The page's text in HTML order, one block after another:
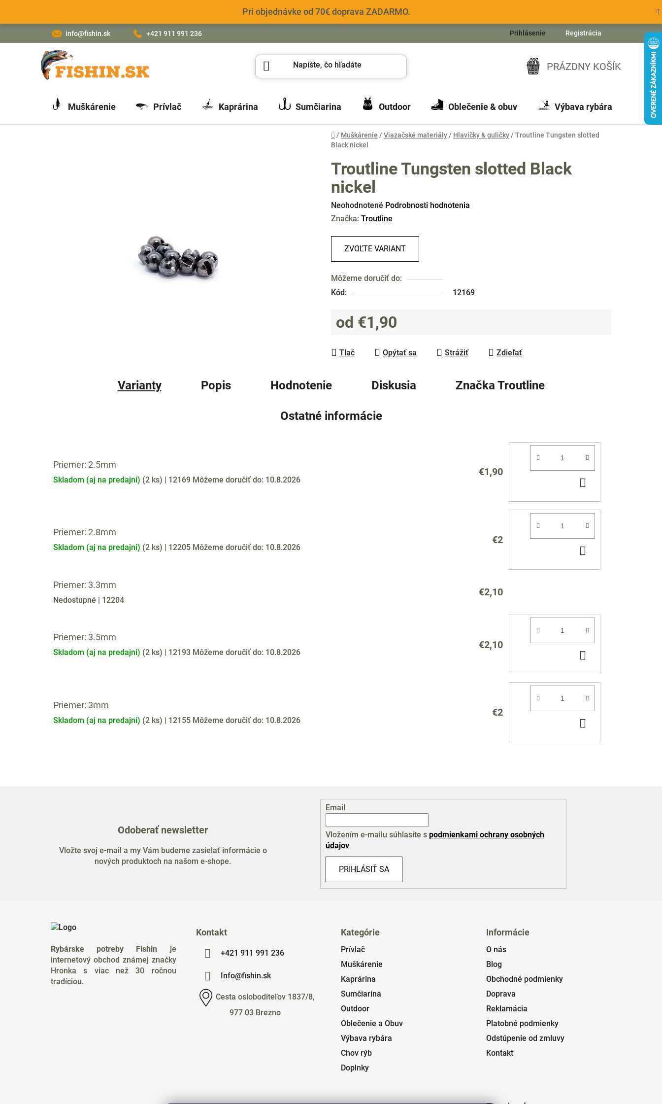
obsah
Pri objednávke od 70€ doprava ZADARMO.
info@fishin.sk +421 911 991 236 Prihlásenie Registrácia
NÁKUPNÝ
KOŠÍK
PRÁZDNY KOŠÍK
Muškárenie Prívlač Kaprárina Sumčiarina Outdoor Oblečenie & obuv Výbava rybára
Domov
/ Muškárenie / Viazačské materiály / Hlavičky & guličky / Troutline Tungsten slotted
Black nickel
Troutline Tungsten slotted Black
nickel
Priemerné
hodnotenie
hviezdičiek.
Neohodnotené Podrobnosti hodnotenia
Značka: Troutline
ZVOĽTE VARIANT
Môžeme doručiť do:
Kód:
12169
od €1,90
Tlač
Opýtať sa Strážiť Zdieľať
Varianty Popis Hodnotenie Diskusia Značka Troutline
Ostatné informácie
Priemer: 2.5mm
Skladom (aj na predajni) (2 ks) | 12169 Môžeme doručiť do: 10.8.2026
€1,90
Priemer: 2.8mm
Skladom (aj na predajni) (2 ks) | 12205 Môžeme doručiť do: 10.8.2026
€2
Priemer: 3.3mm
Nedostupné | 12204
€2,10
Priemer: 3.5mm
Skladom (aj na predajni) (2 ks) | 12193 Môžeme doručiť do: 10.8.2026
€2,10
Priemer: 3mm
Skladom (aj na predajni) (2 ks) | 12155 Môžeme doručiť do: 10.8.2026
€2
Odoberať newsletter
Vložte svoj e-mail a my Vám budeme zasielať informácie o
nových produktoch na našom e-shope.
Email
Vložením e-mailu súhlasíte s podmienkami ochrany osobných
údajov
PRIHLÁSIŤ SA
Rybárske potreby Fishin je
internetový obchod známej značky
Hronka s viac než 30 ročnou
tradíciou.
Kontakt
+421 911 991 236
Info@fishin.sk
Cesta osloboditeľov 1837/8,
977 03 Brezno
Kategórie
Prívlač
Muškárenie
Kaprárina
Sumčiarina
Outdoor
Oblečenie a Obuv
Výbava rybára
Chov rýb
Doplnky
Informácie
O nás
Blog
Obchodné podmienky
Doprava
Reklamácia
Platobné podmienky
Odstúpenie od zmluvy
Kontakt